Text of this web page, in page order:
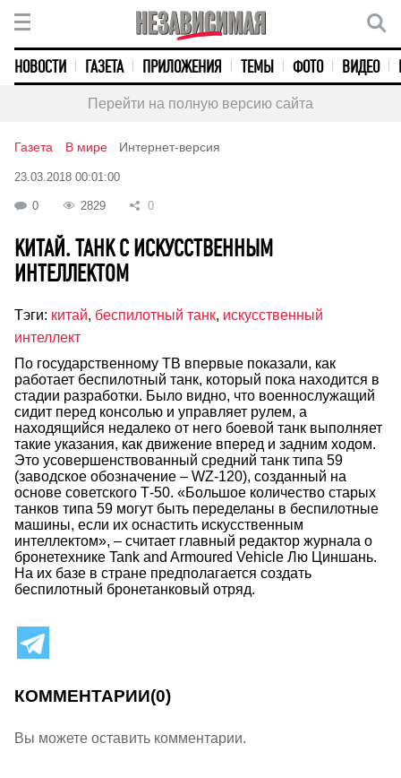
НОВОСТИ ГАЗЕТА ПРИЛОЖЕНИЯ ТЕМЫ ФОТО ВИДЕО
Перейти на полную версию сайта
Газета В мире Интернет-версия
23.03.2018 00:01:00
0 2829 0
КИТАЙ. ТАНК С ИСКУССТВЕННЫМ
ИНТЕЛЛЕКТОМ
Тэги: китай, беспилотный танк, искусственный
интеллект
По государственному ТВ впервые показали, как
работает беспилотный танк, который пока находится в
стадии разработки. Было видно, что военнослужащий
сидит перед консолью и управляет рулем, а
находящийся недалеко от него боевой танк выполняет
такие указания, как движение вперед и задним ходом.
Это усовершенствованный средний танк типа 59
(заводское обозначение – WZ-120), созданный на
основе советского Т-50. «Большое количество старых
танков типа 59 могут быть переделаны в беспилотные
машины, если их оснастить искусственным
интеллектом», – считает главный редактор журнала о
бронетехнике Tank and Armoured Vehicle Лю Циншань.
На их базе в стране предполагается создать
беспилотный бронетанковый отряд.
КОММЕНТАРИИ(0)
Вы можете оставить комментарии.